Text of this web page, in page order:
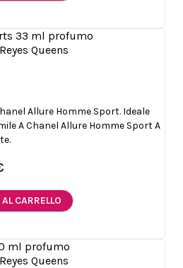
Allure Homme Sport. Ideale
A Chanel Allure Homme Sport A
CARRELLO